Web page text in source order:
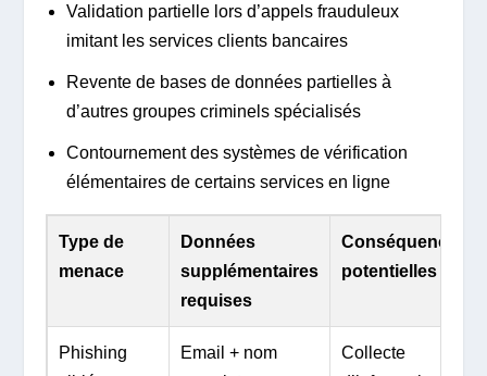
Validation partielle lors d’appels frauduleux
imitant les services clients bancaires
Revente de bases de données partielles à
d’autres groupes criminels spécialisés
Contournement des systèmes de vérification
élémentaires de certains services en ligne
Type de
menace
Données
supplémentaires
requises
Conséquences
potentielles
Phishing
Email + nom
Collecte